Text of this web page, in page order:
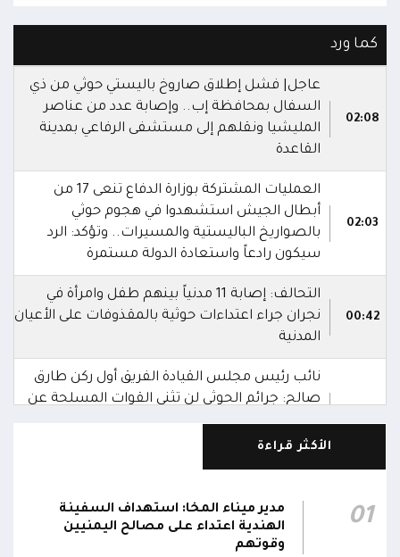
كما ورد
02:08
عاجل| فشل إطلاق صاروخ باليستي حوثي من ذي
السفال بمحافظة إب.. وإصابة عدد من عناصر
المليشيا ونقلهم إلى مستشفى الرفاعي بمدينة
القاعدة
02:03
العمليات المشتركة بوزارة الدفاع تنعى 17 من
أبطال الجيش استشهدوا في هجوم حوثي
بالصواريخ الباليستية والمسيرات.. وتؤكد: الرد
سيكون رادعاً واستعادة الدولة مستمرة
00:42
التحالف: إصابة 11 مدنياً بينهم طفل وامرأة في
نجران جراء اعتداءات حوثية بالمقذوفات على الأعيان
المدنية
نائب رئيس مجلس القيادة الفريق أول ركن طارق
صالح: جرائم الحوثي لن تثني القوات المسلحة عن
أداء واجبها الوطني واستعادة الدولة وعاصمتها
صنعاء
00:28
صالح يشيد بالروح القتالية العالية لكافة منتسبي
الفرقتين الأولى والثالثة وحسن التعامل مع الموقف
وثبات المقاتلين في مواقعهم
الأكثر قراءة
01
مدير ميناء المخا: استهداف السفينة
الهندية اعتداء على مصالح اليمنيين
وقوتهم